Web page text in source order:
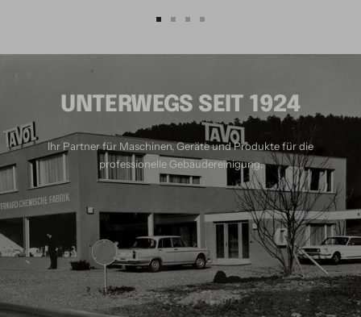
UNTERWEGS SEIT 1924
Ihr Partner für Maschinen, Geräte und Produkte für die
professionelle Gebäudereinigung.